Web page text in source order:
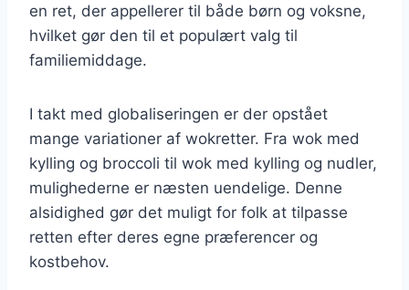
en ret, der appellerer til både børn og voksne,
hvilket gør den til et populært valg til
familiemiddage.
I takt med globaliseringen er der opstået
mange variationer af wokretter. Fra wok med
kylling og broccoli til wok med kylling og nudler,
mulighederne er næsten uendelige. Denne
alsidighed gør det muligt for folk at tilpasse
retten efter deres egne præferencer og
kostbehov.